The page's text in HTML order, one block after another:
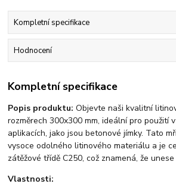
Kompletní specifikace
Hodnocení
Kompletní specifikace
Popis produktu: Objevte naši kvalitní
rozměrech 300x300 mm, ideální pro použití
aplikacích, jako jsou betonové jímky. Tato
vysoce odolného litinového materiálu a je
zátěžové třídě C250, což znamená, že
Vlastnosti: